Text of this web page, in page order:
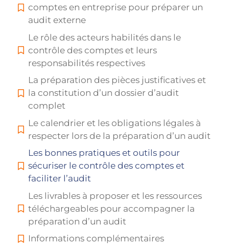
comptes en entreprise pour préparer un
audit externe
Le rôle des acteurs habilités dans le
contrôle des comptes et leurs
responsabilités respectives
La préparation des pièces justificatives et
la constitution d’un dossier d’audit
complet
Le calendrier et les obligations légales à
respecter lors de la préparation d’un audit
Les bonnes pratiques et outils pour
sécuriser le contrôle des comptes et
faciliter l’audit
Les livrables à proposer et les ressources
téléchargeables pour accompagner la
préparation d’un audit
Informations complémentaires